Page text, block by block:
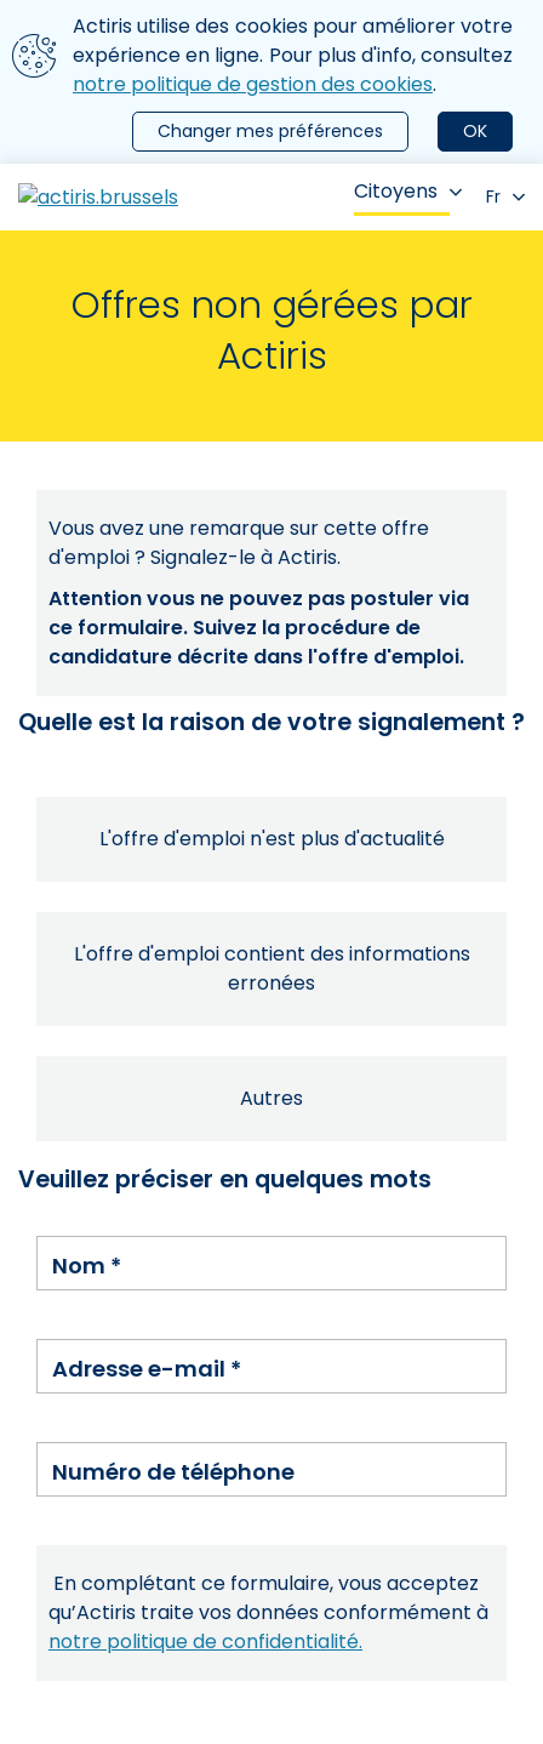
Aller au contenu principal
Nous utilisons des cookies
Actiris utilise des cookies pour améliorer votre
expérience en ligne. Pour plus d'info, consultez
notre politique de gestion des cookies.
OK
Changer mes préférences
le menu
Citoyens Fr
Offres non gérées par
Actiris
Vous avez une remarque sur cette offre
d'emploi ? Signalez-le à Actiris.
Attention vous ne pouvez pas postuler via
ce formulaire. Suivez la procédure de
candidature décrite dans l'offre d'emploi.
Quelle est la raison de votre signalement ?
L'offre d'emploi n'est plus d'actualité
L'offre d'emploi contient des informations
erronées
Autres
Veuillez préciser en quelques mots
Nom *
Adresse e-mail *
Numéro de téléphone
En complétant ce formulaire, vous acceptez
qu’Actiris traite vos données conformément à
notre politique de confidentialité.